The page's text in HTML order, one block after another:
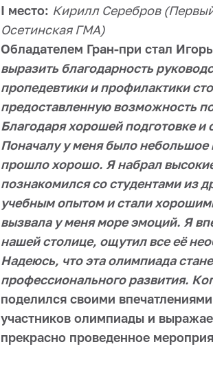
I место: Кирилл Серебров
Осетинская ГМА)
Обладателем Гран-при стал
выразить благодарность
пропедевтики и профилактики
предоставленную возможность
Благодаря хорошей подготовке
Поначалу у меня было небольшое
прошло хорошо. Я набрал
познакомился со студентами из
учебным опытом и стали
вызвала у меня море эмоций. Я
нашей столице, ощутил все её
Надеюсь, что эта олимпиада
профессионального развития.
поделился своими впечатлениями
участников олимпиады и
прекрасно проведенное